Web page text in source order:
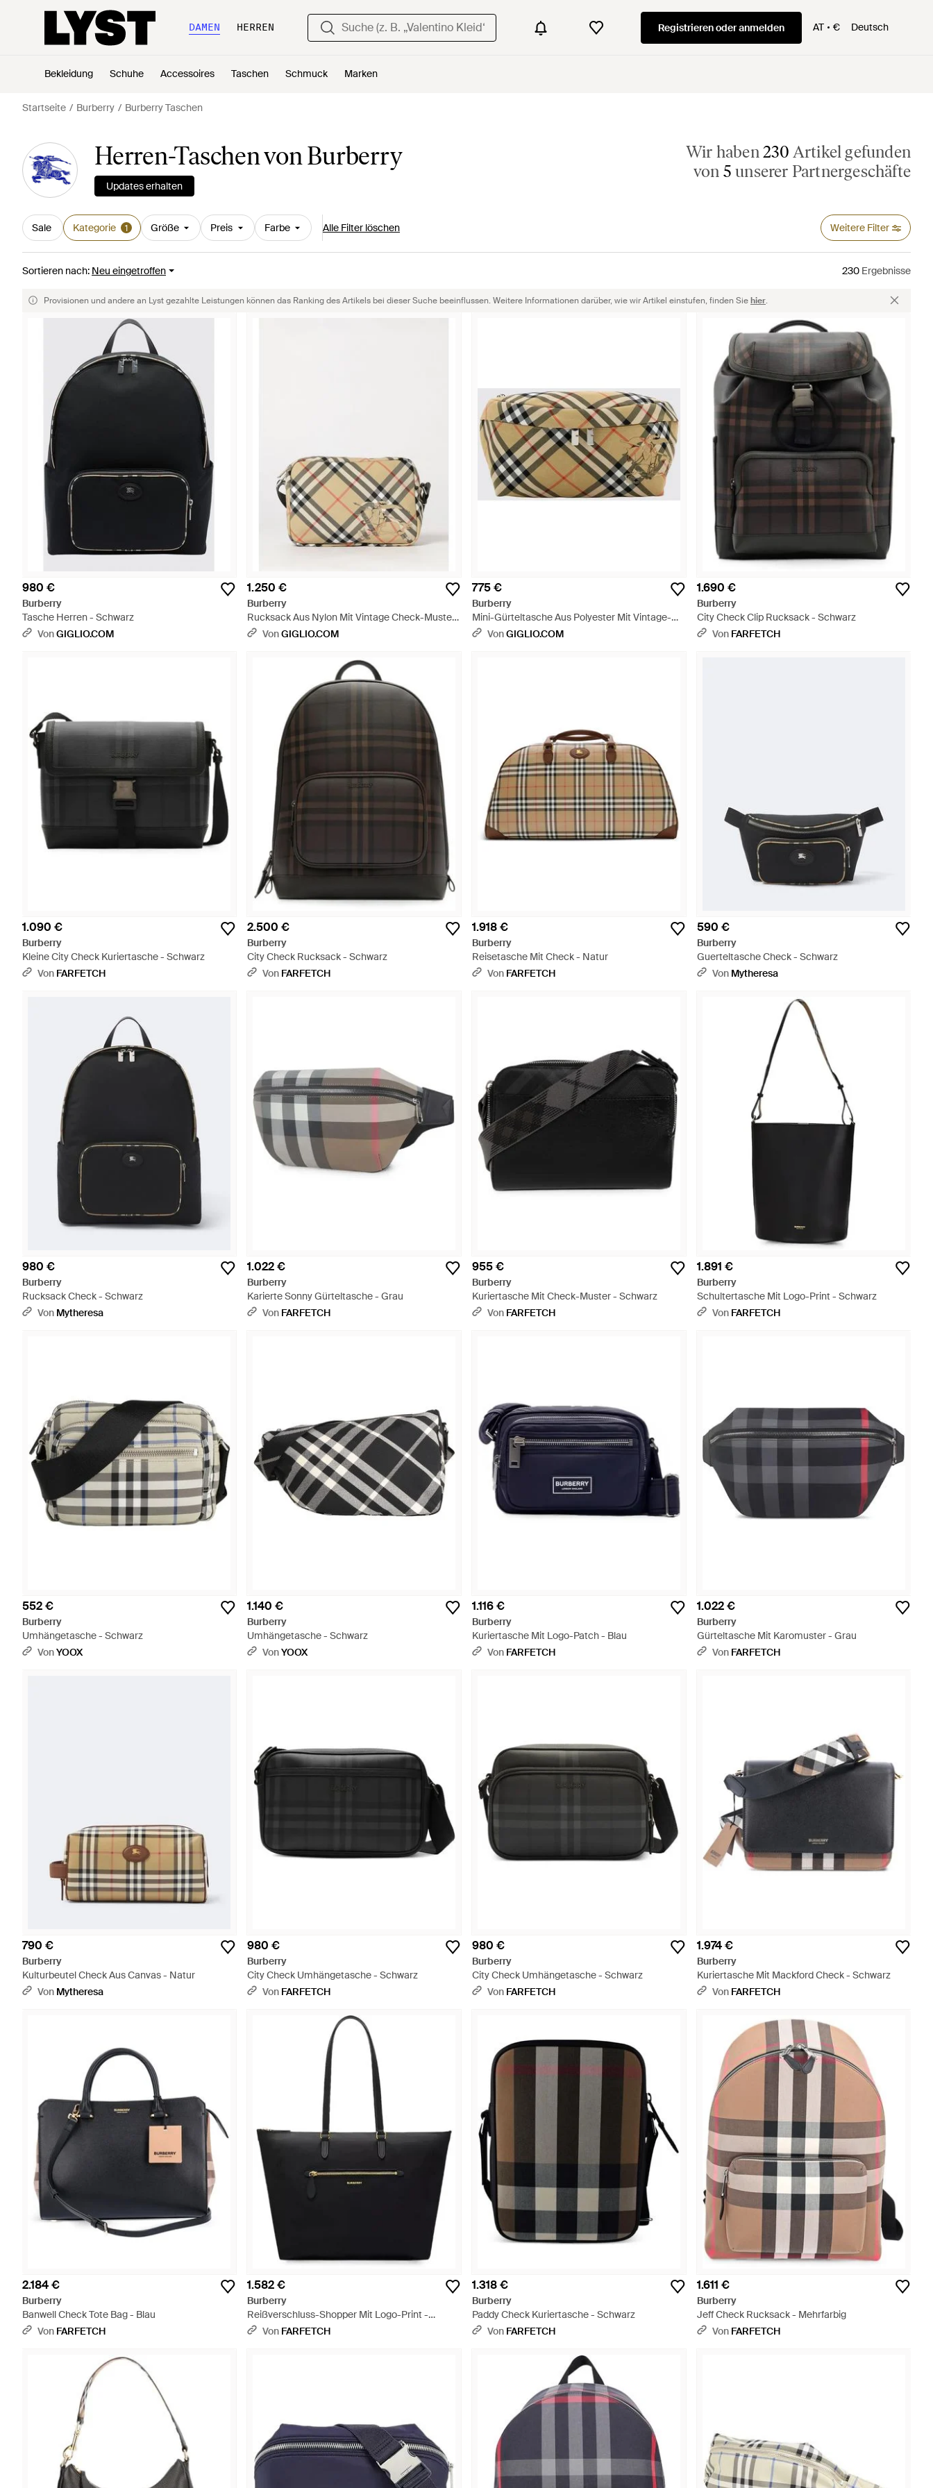
DAMEN HERREN Registrieren oder anmelden AT € Deutsch
Bekleidung Schuhe Accessoires Taschen Schmuck Marken
Startseite Burberry Burberry Taschen
Herren-Taschen von Burberry
Updates erhalten
Wir haben230 Artikel gefunden
von 5 unserer Partnergeschäfte
Sale Kategorie 1 Größe Preis Farbe Alle Filter löschen Weitere Filter
Sortieren nach: Neu eingetroffen 230 Ergebnisse
Provisionen und andere an Lyst gezahlte Leistungen können das Ranking des Artikels bei dieser Suche beeinflussen. Weitere Informationen darüber, wie wir Artikel einstufen, finden Siehier.
980 €
Burberry
Tasche Herren - Schwarz
VonGIGLIO.COM
1.250 €
Burberry
Rucksack Aus Nylon Mit Vintage Check-Muster
Und Ekd-Logo - Natur
VonGIGLIO.COM
775 €
Burberry
Mini-Gürteltasche Aus Polyester Mit Vintage-
Check-Muster Und Ekd-Logo - Mettallic
VonGIGLIO.COM
1.690 €
Burberry
City Check Clip Rucksack - Schwarz
Von FARFETCH
1.090 €
Burberry
Kleine City Check Kuriertasche - Schwarz
Von FARFETCH
2.500 €
Burberry
City Check Rucksack - Schwarz
Von FARFETCH
1.918 €
Burberry
Reisetasche Mit Check - Natur
Von FARFETCH
590 €
Burberry
Guerteltasche Check - Schwarz
Von Mytheresa
980 €
Burberry
Rucksack Check - Schwarz
Von Mytheresa
1.022 €
Burberry
Karierte Sonny Gürteltasche - Grau
Von FARFETCH
955 €
Burberry
Kuriertasche Mit Check-Muster - Schwarz
Von FARFETCH
1.891 €
Burberry
Schultertasche Mit Logo-Print - Schwarz
Von FARFETCH
552 €
Burberry
Umhängetasche - Schwarz
VonYOOX
1.140 €
Burberry
Umhängetasche - Schwarz
VonYOOX
1.116 €
Burberry
Kuriertasche Mit Logo-Patch - Blau
Von FARFETCH
1.022 €
Burberry
Gürteltasche Mit Karomuster - Grau
Von FARFETCH
790 €
Burberry
Kulturbeutel Check Aus Canvas - Natur
Von Mytheresa
980 €
Burberry
City Check Umhängetasche - Schwarz
Von FARFETCH
980 €
Burberry
City Check Umhängetasche - Schwarz
Von FARFETCH
1.974 €
Burberry
Kuriertasche Mit Mackford Check - Schwarz
Von FARFETCH
2.184 €
Burberry
Banwell Check Tote Bag - Blau
Von FARFETCH
1.582 €
Burberry
Reißverschluss-Shopper Mit Logo-Print -
Schwarz
Von FARFETCH
1.318 €
Burberry
Paddy Check Kuriertasche - Schwarz
Von FARFETCH
1.611 €
Burberry
Jeff Check Rucksack - Mehrfarbig
Von FARFETCH